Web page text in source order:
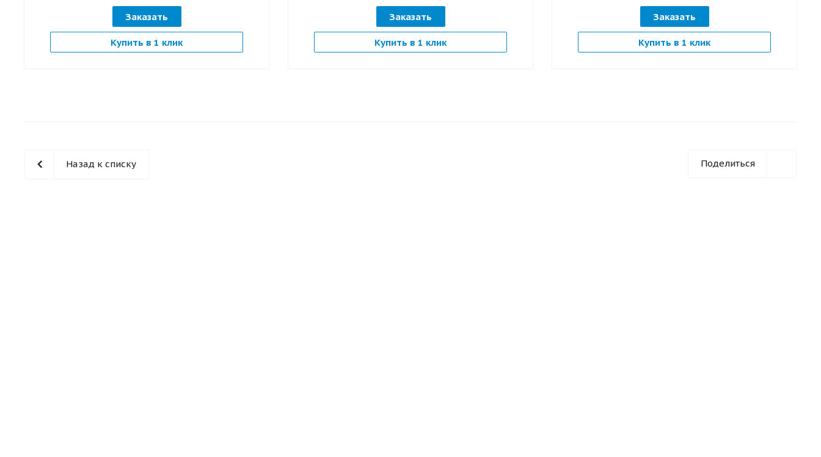
Заказать
Купить в 1 клик
Заказать
Купить в 1 клик
Заказать
Купить в 1 клик
Поделиться
Назад к списку